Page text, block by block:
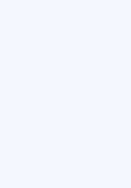
est un
pour poids
développer sa
de recherche,
de trafic qualifié et
réalisées en ligne.